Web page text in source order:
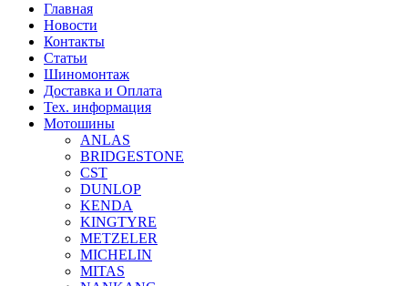
Главная
Новости
Контакты
Статьи
Шиномонтаж
Доставка и Оплата
Тех. информация
Мотошины
ANLAS
BRIDGESTONE
CST
DUNLOP
KENDA
KINGTYRE
METZELER
MICHELIN
MITAS